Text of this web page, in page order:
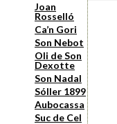
Joan
Rosselló
Ca’n Gori
Son Nebot
Oli de Son
Dexotte
Son Nadal
Sóller 1899
Aubocassa
Suc de Cel